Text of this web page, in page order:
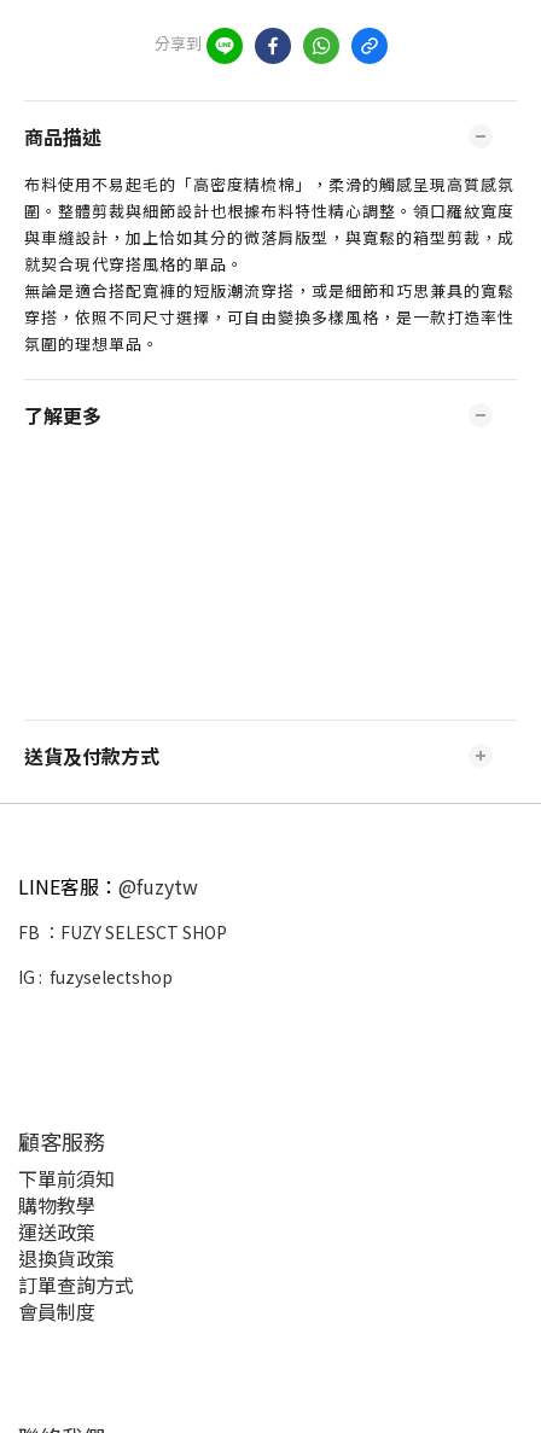
分享到
商品描述
布料使用不易起毛的「高密度精梳棉」，柔滑的觸感呈現高質感氛
圍。整體剪裁與細節設計也根據布料特性精心調整。領口羅紋寬度
與車縫設計，加上恰如其分的微落肩版型，與寬鬆的箱型剪裁，成
就契合現代穿搭風格的單品。
無論是適合搭配寬褲的短版潮流穿搭，或是細節和巧思兼具的寬鬆
穿搭，依照不同尺寸選擇，可自由變換多樣風格，是一款打造率性
氛圍的理想單品。
了解更多
送貨及付款方式
LINE客服： @fuzytw
FB ： FUZY SELESCT SHOP
IG : fuzyselectshop
顧客服務
下單前須知
購物教學
運送政策
退換貨政策
訂單查詢方式
會員制度